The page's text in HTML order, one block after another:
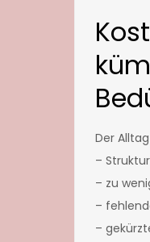
Der
–
– zu
–
–